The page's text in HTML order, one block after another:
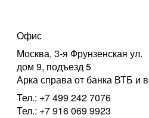
Офис
Москва, 3-я Фрунзенская ул.
дом 9, подъезд 5
Арка справа от банка ВТБ и
Тел.: +7 499 242 7076
Тел.: +7 916 069 9923